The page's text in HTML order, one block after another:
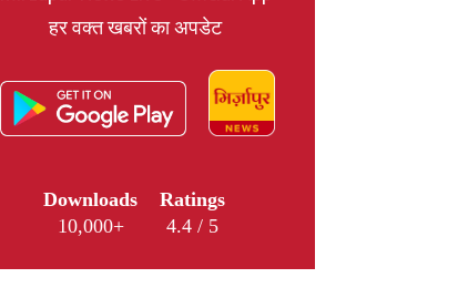
हर वक्त खबरों का अपडेट
Downloads
10,000+
Ratings
4.4 / 5